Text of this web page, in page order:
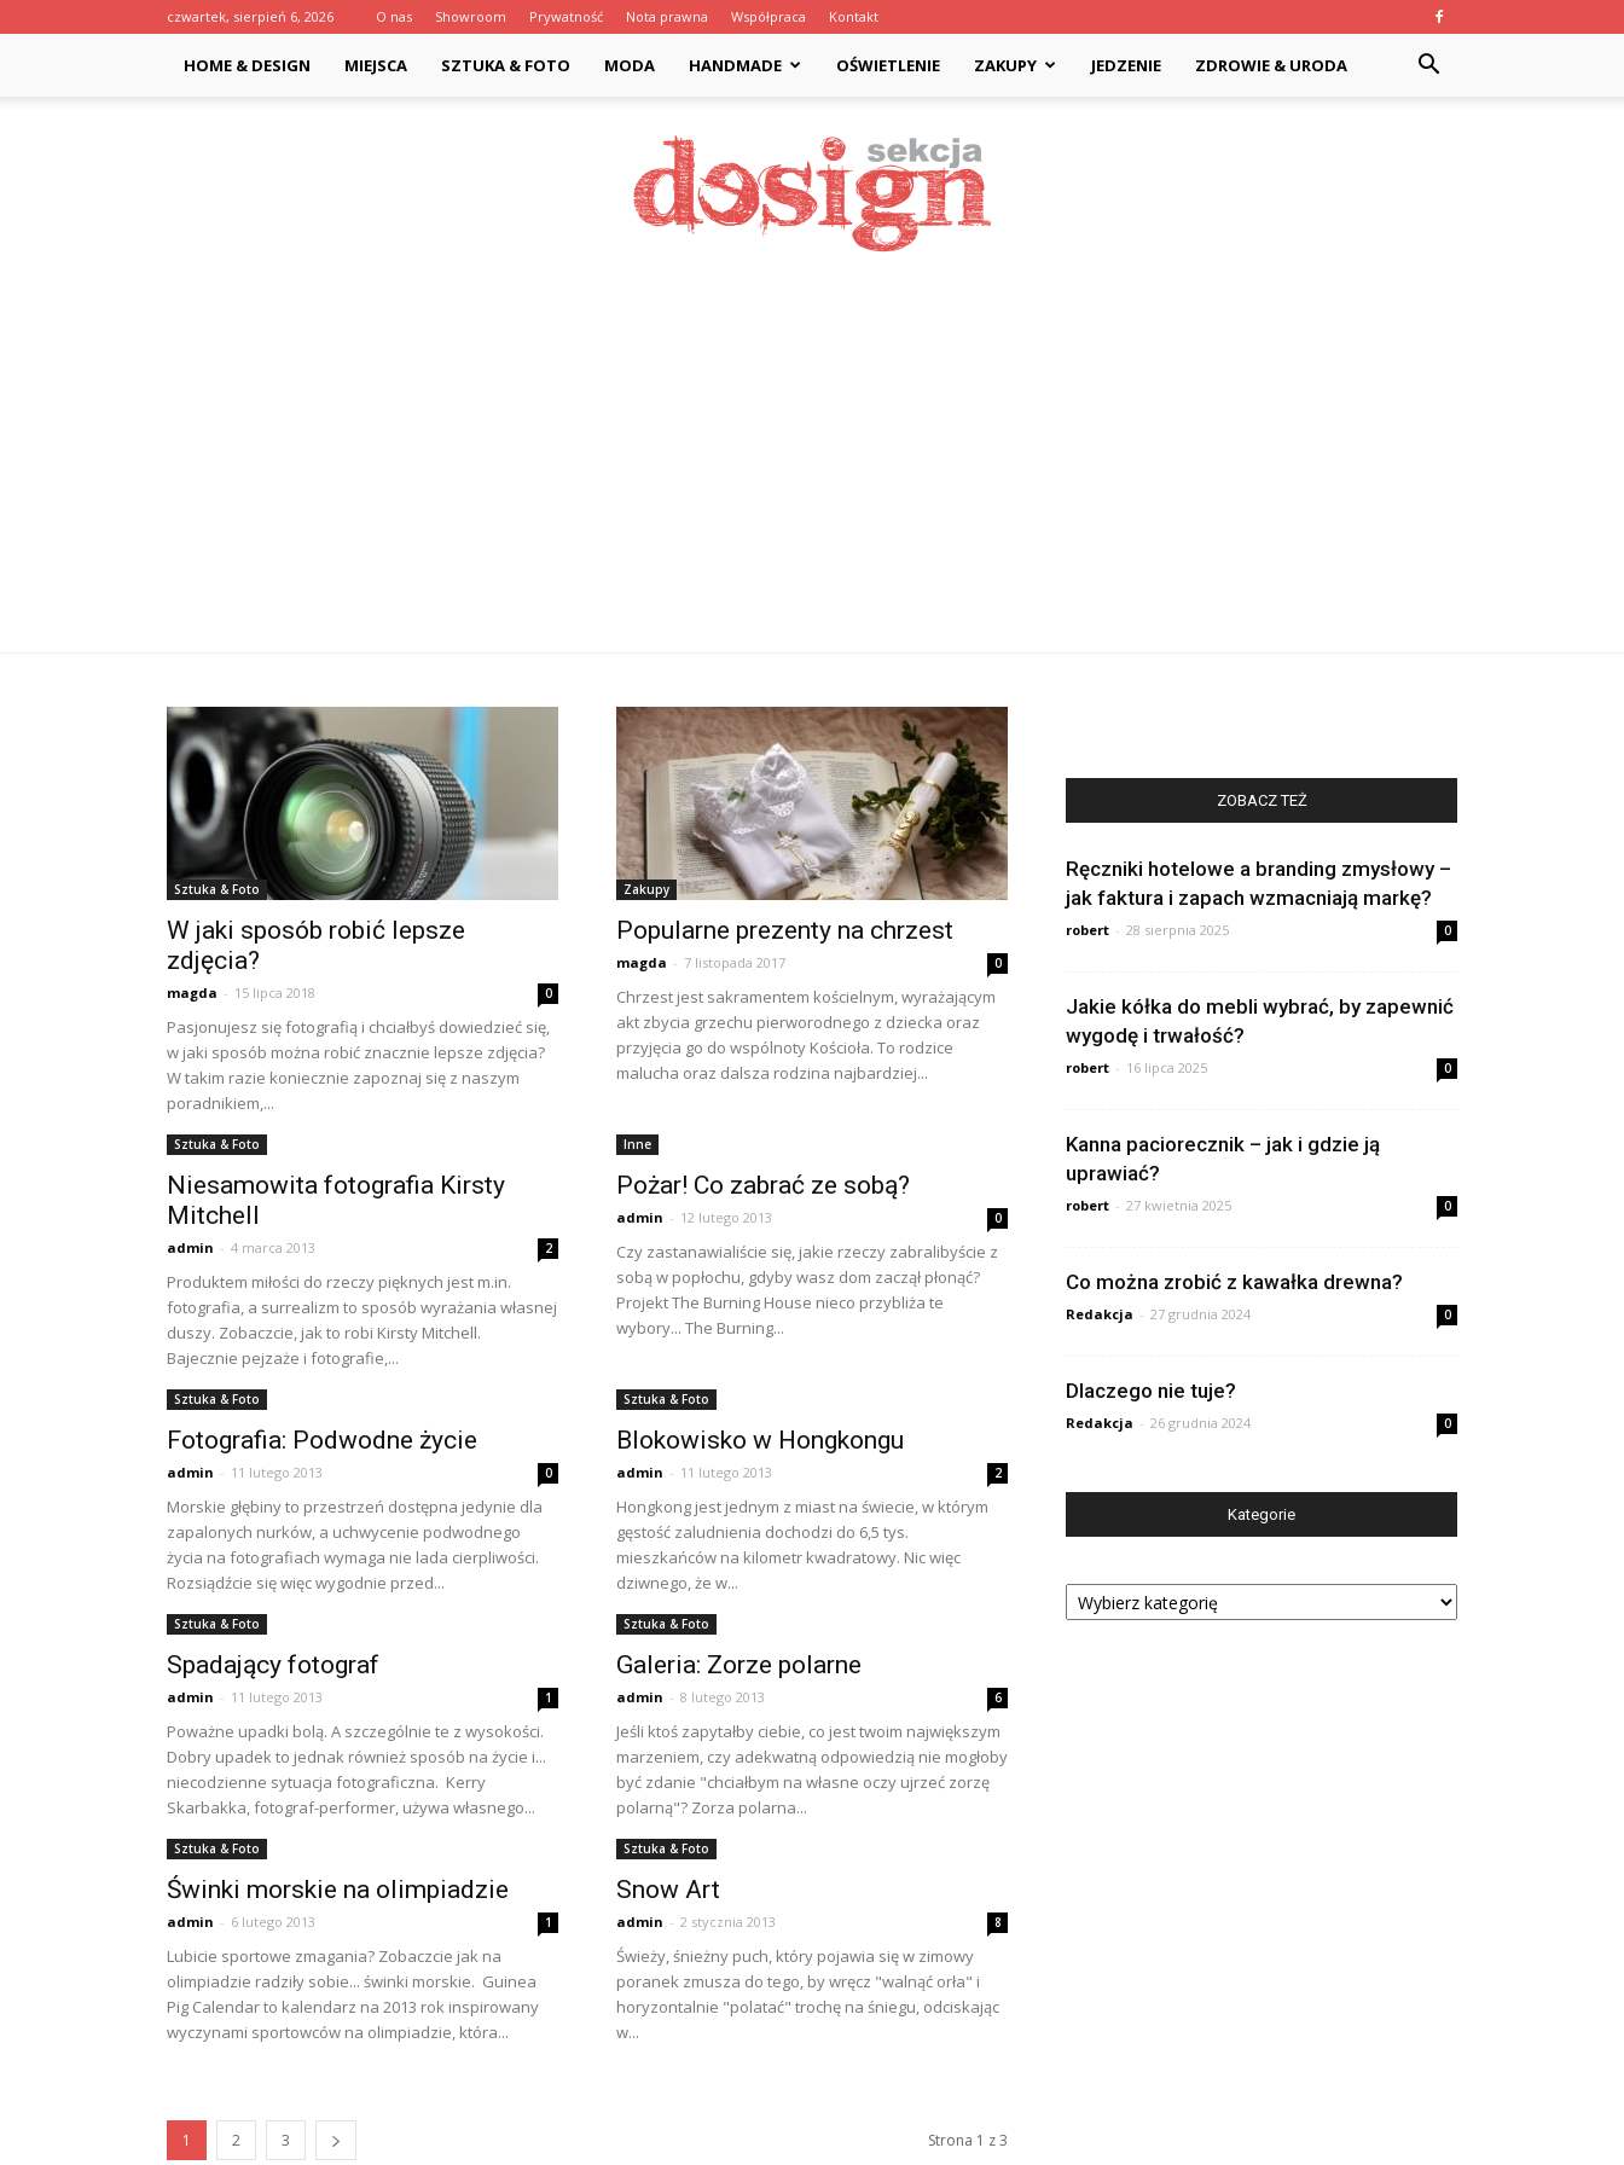
czwartek, sierpień 6, 2026 O nas Showroom Prywatność Nota prawna Współpraca Kontakt
HOME & DESIGN MIEJSCA SZTUKA & FOTO MODA HANDMADE OŚWIETLENIE ZAKUPY JEDZENIE ZDROWIE & URODA
Sztuka & Foto
W jaki sposób robić lepsze
zdjęcia?
magda - 15 lipca 2018 0
Pasjonujesz się fotografią i chciałbyś dowiedzieć się,
w jaki sposób można robić znacznie lepsze zdjęcia?
W takim razie koniecznie zapoznaj się z naszym
poradnikiem,...
Zakupy
Popularne prezenty na chrzest
magda - 7 listopada 2017 0
Chrzest jest sakramentem kościelnym, wyrażającym
akt zbycia grzechu pierworodnego z dziecka oraz
przyjęcia go do wspólnoty Kościoła. To rodzice
malucha oraz dalsza rodzina najbardziej...
Sztuka & Foto
Niesamowita fotografia Kirsty
Mitchell
admin - 4 marca 2013 2
Produktem miłości do rzeczy pięknych jest m.in.
fotografia, a surrealizm to sposób wyrażania własnej
duszy. Zobaczcie, jak to robi Kirsty Mitchell.
Bajecznie pejzaże i fotografie,...
Inne
Pożar! Co zabrać ze sobą?
admin - 12 lutego 2013 0
Czy zastanawialiście się, jakie rzeczy zabralibyście z
sobą w popłochu, gdyby wasz dom zaczął płonąć?
Projekt The Burning House nieco przybliża te
wybory... The Burning...
Sztuka & Foto
Fotografia: Podwodne życie
admin - 11 lutego 2013 0
Morskie głębiny to przestrzeń dostępna jedynie dla
zapalonych nurków, a uchwycenie podwodnego
życia na fotografiach wymaga nie lada cierpliwości.
Rozsiądźcie się więc wygodnie przed...
Sztuka & Foto
Blokowisko w Hongkongu
admin - 11 lutego 2013 2
Hongkong jest jednym z miast na świecie, w którym
gęstość zaludnienia dochodzi do 6,5 tys.
mieszkańców na kilometr kwadratowy. Nic więc
dziwnego, że w...
Sztuka & Foto
Spadający fotograf
admin - 11 lutego 2013 1
Poważne upadki bolą. A szczególnie te z wysokości.
Dobry upadek to jednak również sposób na życie i...
niecodzienne sytuacja fotograficzna. Kerry
Skarbakka, fotograf-performer, używa własnego...
Sztuka & Foto
Galeria: Zorze polarne
admin - 8 lutego 2013 6
Jeśli ktoś zapytałby ciebie, co jest twoim największym
marzeniem, czy adekwatną odpowiedzią nie mogłoby
być zdanie "chciałbym na własne oczy ujrzeć zorzę
polarną"? Zorza polarna...
Sztuka & Foto
Świnki morskie na olimpiadzie
admin - 6 lutego 2013 1
Lubicie sportowe zmagania? Zobaczcie jak na
olimpiadzie radziły sobie... świnki morskie. Guinea
Pig Calendar to kalendarz na 2013 rok inspirowany
wyczynami sportowców na olimpiadzie, która...
Sztuka & Foto
Snow Art
admin - 2 stycznia 2013 8
Świeży, śnieżny puch, który pojawia się w zimowy
poranek zmusza do tego, by wręcz "walnąć orła" i
horyzontalnie "polatać" trochę na śniegu, odciskając
w...
1 2 3 Strona 1 z 3
ZOBACZ TEŻ
Ręczniki hotelowe a branding zmysłowy –
jak faktura i zapach wzmacniają markę?
robert - 28 sierpnia 2025 0
Jakie kółka do mebli wybrać, by zapewnić
wygodę i trwałość?
robert - 16 lipca 2025 0
Kanna paciorecznik – jak i gdzie ją
uprawiać?
robert - 27 kwietnia 2025 0
Co można zrobić z kawałka drewna?
Redakcja - 27 grudnia 2024 0
Dlaczego nie tuje?
Redakcja - 26 grudnia 2024 0
Kategorie
Kategorie